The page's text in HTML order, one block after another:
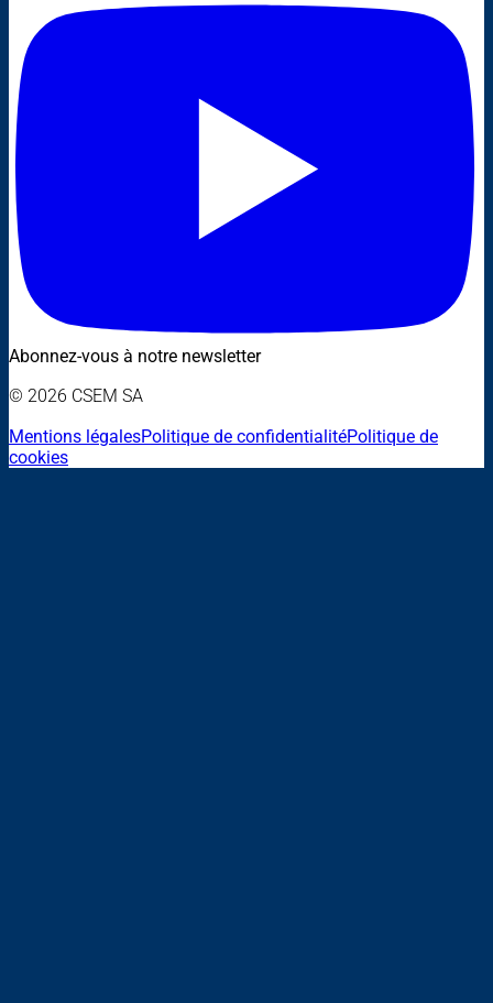
Abonnez-vous à notre newsletter
© 2026 CSEM SA
Mentions légalesPolitique de confidentialitéPolitique de
cookies